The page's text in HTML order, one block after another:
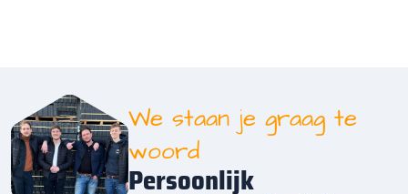
We staan je graag te
woord
Persoonlijk